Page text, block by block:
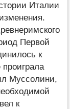
Италии
Первой
к
Муссолини,
к